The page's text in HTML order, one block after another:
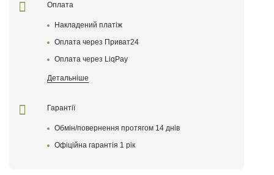
Оплата
Накладений платіж
Оплата через Приват24
Оплата через LiqPay
Детальніше
Гарантії
Обмін/повернення протягом 14 днів
Офіційна гарантія 1 рік